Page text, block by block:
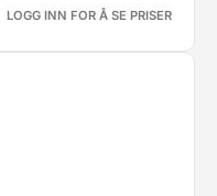
LOGG INN FOR Å SE PRISER